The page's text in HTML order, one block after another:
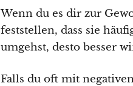
Wenn du es dir zur
feststellen, dass sie
umgehst, desto besser
Falls du oft mit